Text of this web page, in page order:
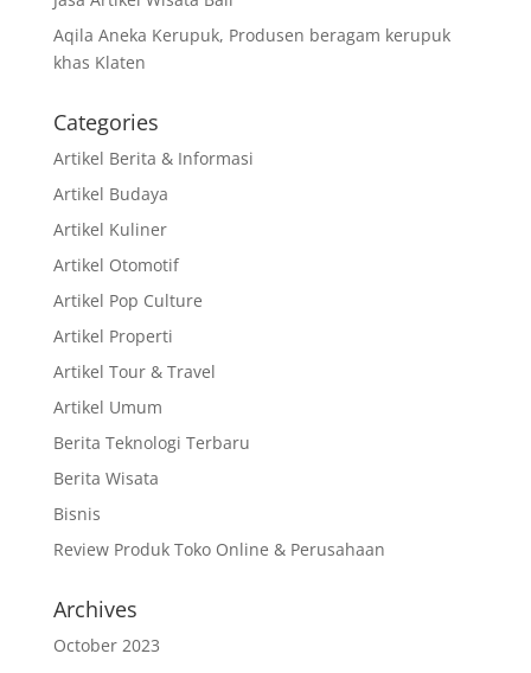
Aqila Aneka Kerupuk, Produsen beragam kerupuk
khas Klaten
Categories
Artikel Berita & Informasi
Artikel Budaya
Artikel Kuliner
Artikel Otomotif
Artikel Pop Culture
Artikel Properti
Artikel Tour & Travel
Artikel Umum
Berita Teknologi Terbaru
Berita Wisata
Bisnis
Review Produk Toko Online & Perusahaan
Archives
October 2023